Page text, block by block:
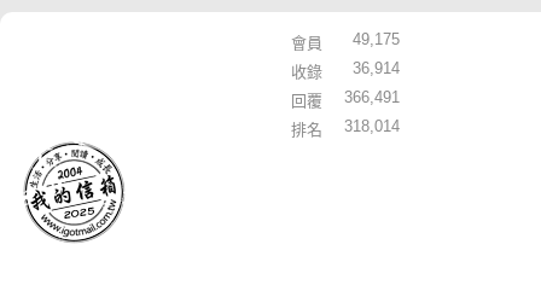
會員
49,175
收錄
36,914
回覆
366,491
排名
318,014